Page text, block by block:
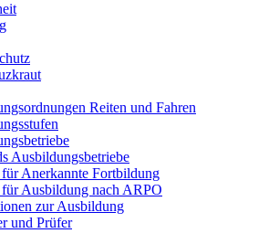
Reiten und Fahren
Ausbildungsbetriebe
Anerkannte Fortbildung
Ausbildung nach ARPO
zur Ausbildung
und Prüfer